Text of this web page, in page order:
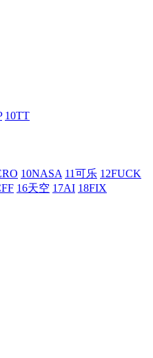
10TT
10NASA 11可乐 12FUCK
16天空 17AI 18FIX